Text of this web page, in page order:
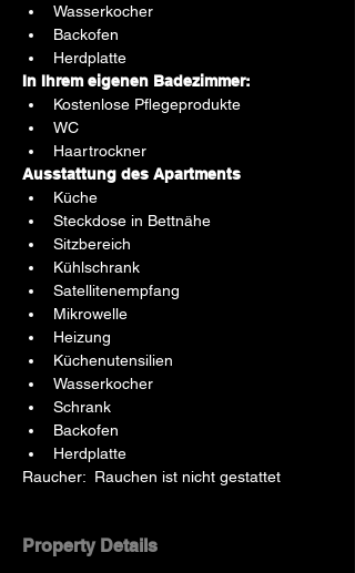
Wasserkocher
Backofen
Herdplatte
In Ihrem eigenen Badezimmer:
Kostenlose Pflegeprodukte
WC
Haartrockner
Ausstattung des Apartments
Küche
Steckdose in Bettnähe
Sitzbereich
Kühlschrank
Satellitenempfang
Mikrowelle
Heizung
Küchenutensilien
Wasserkocher
Schrank
Backofen
Herdplatte
Raucher:  Rauchen ist nicht gestattet
Property Details